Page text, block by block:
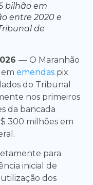
bilhão em
entre 2020 e
de
— O Maranhão
emendas pix
do Tribunal
nos primeiros
da bancada
300 milhões em
para
inicial de
dos